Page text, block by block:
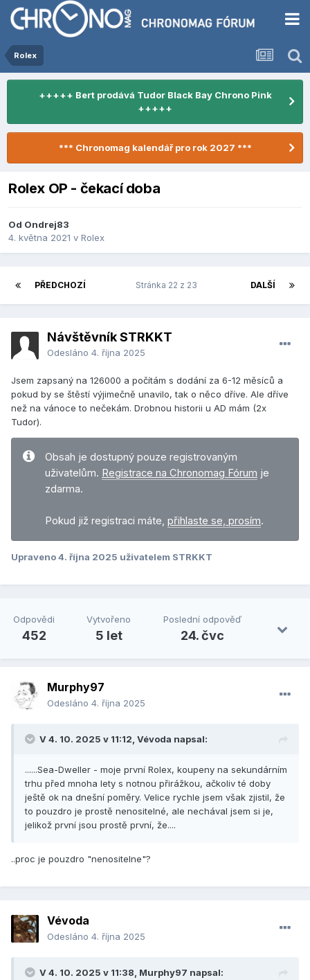
Rolex
+++++ Bert prodává Tudor Black Bay Chrono Pink
+++++
*** Chronomag kalendář pro rok 2027 ***
Rolex OP - čekací doba
Od Ondrej83
4. května 2021 v Rolex
PŘEDCHOZÍ DALŠÍ
Stránka 22 z 23
Návštěvník STRKKT
Odesláno 4. října 2025
Jsem zapsaný na 126000 a počítám s dodání za 6-12 měsíců a
pokud by se štěstí výjimečně unavilo, tak o něco dříve. Ale dříve
než na vánoce to nečekám. Drobnou historii u AD mám (2x
Tudor).
Obsah je dostupný pouze registrovaným
uživatelům. Registrace na Chronomag Fórum je
zdarma.
Pokud již registraci máte, přihlaste se, prosím.
Upraveno4. října 2025 uživatelem STRKKT
Odpovědi
452
Vytvořeno
5 let
Poslední odpověď
24. čvc
Murphy97
Odesláno 4. října 2025
V 4. 10. 2025 v 11:12, Vévoda napsal:
......Sea-Dweller - moje první Rolex, koupeny na sekundárním
trhu před mnoha lety s notnou přirážkou, ačkoliv té doby
ještě ok na dnešní poměry. Velice rychle jsem však zjistil, že
to pouzdro je prostě nenositelné, ale nechával jsem si je,
jelikož první jsou prostě první, že....
..proc je pouzdro "nenositelne"?
Vévoda
Odesláno 4. října 2025
V 4. 10. 2025 v 11:38, Murphy97 napsal: